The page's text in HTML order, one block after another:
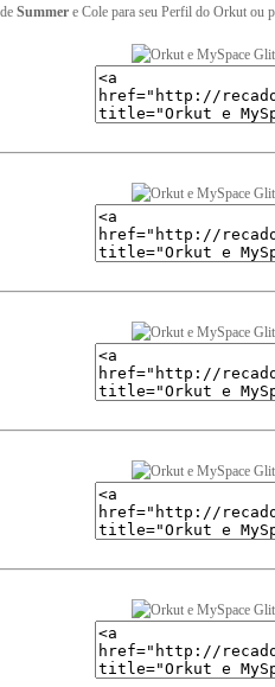
Summer e Cole para seu Perfil do Orkut ou